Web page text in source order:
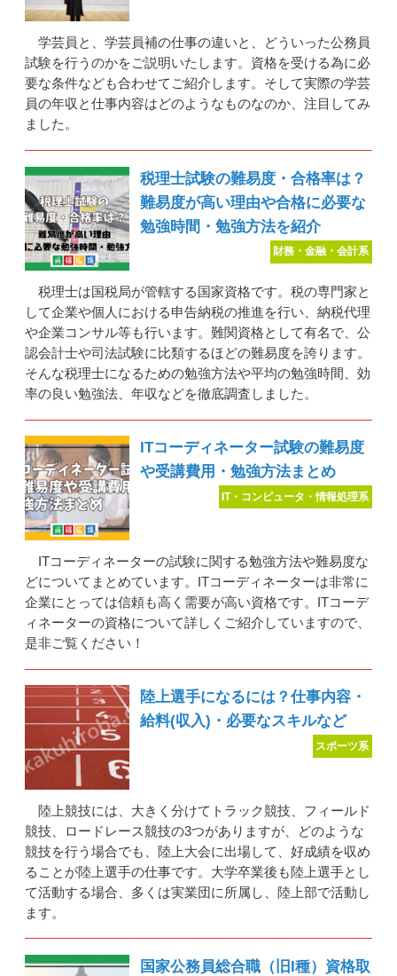
学芸員と、学芸員補の仕事の違いと、どういった公務員
試験を行うのかをご説明いたします。資格を受ける為に必
要な条件なども合わせてご紹介します。そして実際の学芸
員の年収と仕事内容はどのようなものなのか、注目してみ
ました。
税理士試験の難易度・合格率は？
難易度が高い理由や合格に必要な
勉強時間・勉強方法を紹介
財務・金融・会計系
税理士は国税局が管轄する国家資格です。税の専門家と
して企業や個人における申告納税の推進を行い、納税代理
や企業コンサル等も行います。難関資格として有名で、公
認会計士や司法試験に比類するほどの難易度を誇ります。
そんな税理士になるための勉強方法や平均の勉強時間、効
率の良い勉強法、年収などを徹底調査しました。
ITコーディネーター試験の難易度
や受講費用・勉強方法まとめ
IT・コンピュータ・情報処理系
ITコーディネーターの試験に関する勉強方法や難易度な
どについてまとめています。ITコーディネーターは非常に
企業にとっては信頼も高く需要が高い資格です。ITコーデ
ィネーターの資格について詳しくご紹介していますので、
是非ご覧ください！
陸上選手になるには？仕事内容・
給料(収入)・必要なスキルなど
スポーツ系
陸上競技には、大きく分けてトラック競技、フィールド
競技、ロードレース競技の3つがありますが、どのような
競技を行う場合でも、陸上大会に出場して、好成績を収め
ることが陸上選手の仕事です。大学卒業後も陸上選手とし
て活動する場合、多くは実業団に所属し、陸上部で活動し
ます。
国家公務員総合職（旧I種）資格取